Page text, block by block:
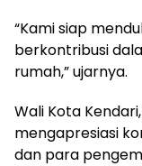
“Kami siap
berkontribusi
rumah,” ujarnya.
Wali Kota
mengapresiasi
dan para